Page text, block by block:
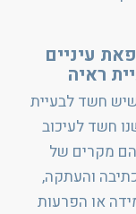
עיניים
ראיה
חשד לבעיית
חשד לעיכוב
מקרים של
והעתקה,
או הפרעות